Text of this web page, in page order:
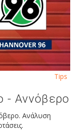
- Αννόβερο
Ανάλυση
Tips